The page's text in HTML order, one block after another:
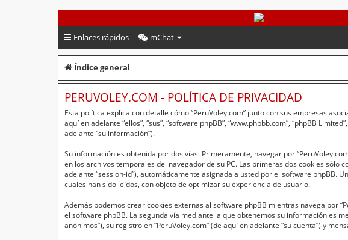
PeruVoley.com
Enlaces rápidos mChat
Índice general
PERUVOLEY.COM - POLÍTICA DE PRIVACIDAD
Esta política explica con detalle cómo “PeruVoley.com” junto con sus empresas
aquí en adelante “ellos”, “sus”, “software phpBB”, “www.phpbb.com”, “phpBB
adelante “su información”).
Su información es obtenida por dos vías. Primeramente, navegar por
en los archivos temporales del navegador de su PC. Las primeras dos cookies
adelante “session-id”), automáticamente asignada a usted por el software phpBB.
cuales han sido leídos, con objeto de optimizar su experiencia de usuario.
Además podemos crear cookies externas al software phpBB mientras navega por
el software phpBB. La segunda vía mediante la que obtenemos su información es
anónimos”), su registro en “PeruVoley.com” (de aquí en adelante “su cuenta”) y